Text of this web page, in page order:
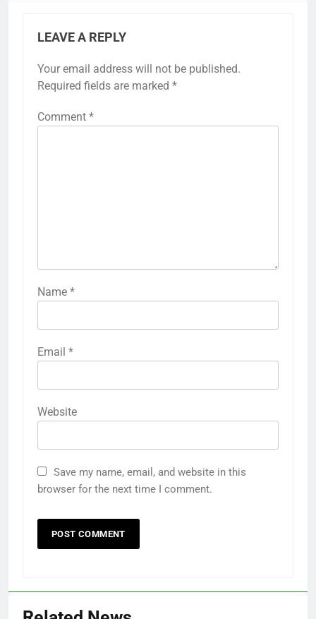
LEAVE A REPLY
Your email address will not be published.
Required fields are marked *
Comment *
Name *
Email *
Website
Save my name, email, and website in this
browser for the next time I comment.